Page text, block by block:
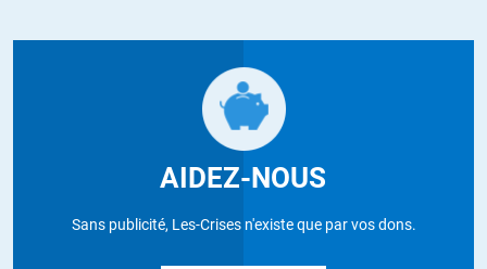
AIDEZ-NOUS
Sans publicité, Les-Crises n'existe que par vos dons.